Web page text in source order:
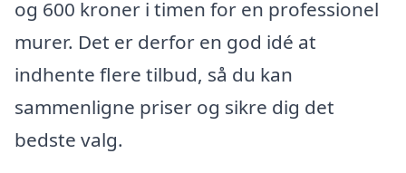
og 600 kroner i timen for en professionel
murer. Det er derfor en god idé at
indhente flere tilbud, så du kan
sammenligne priser og sikre dig det
bedste valg.